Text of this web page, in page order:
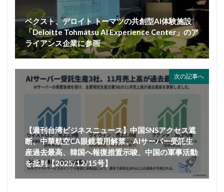
ベクスト、デロイト トーマツの共創型AI体験施設
「Deloitte Tohmatsu AI Experience Center」のア
ライアンス企業に参画
次の記事へ
【週刊台湾ビジネスニュース】中国SNSアクセス遮
断、中華航空CA眼鏡着用解禁、AIサーバー受託生
産過去最高、韓国へ報復措置示唆、中国の軍事活動
を批判【2025/12/15号】